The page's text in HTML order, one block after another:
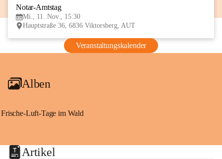
Notar-Amtstag
Mi., 11. Nov., 15:30
Hauptstraße 36, 6836 Viktorsberg, AUT
Veranstaltungskalender
Alben
Frische-Luft-Tage im Wald
Artikel